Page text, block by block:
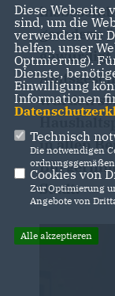
geradezu
wurden
in allen
Stadt.
Diese Webseite
sind, um die
verwenden wir
helfen, unser
Optmierung).
Dienste,
Einwilligung
Informationen
Technisch
Die notwendigen
Cookies von
Zur Optimierung
Angebote von
Alle akzeptieren